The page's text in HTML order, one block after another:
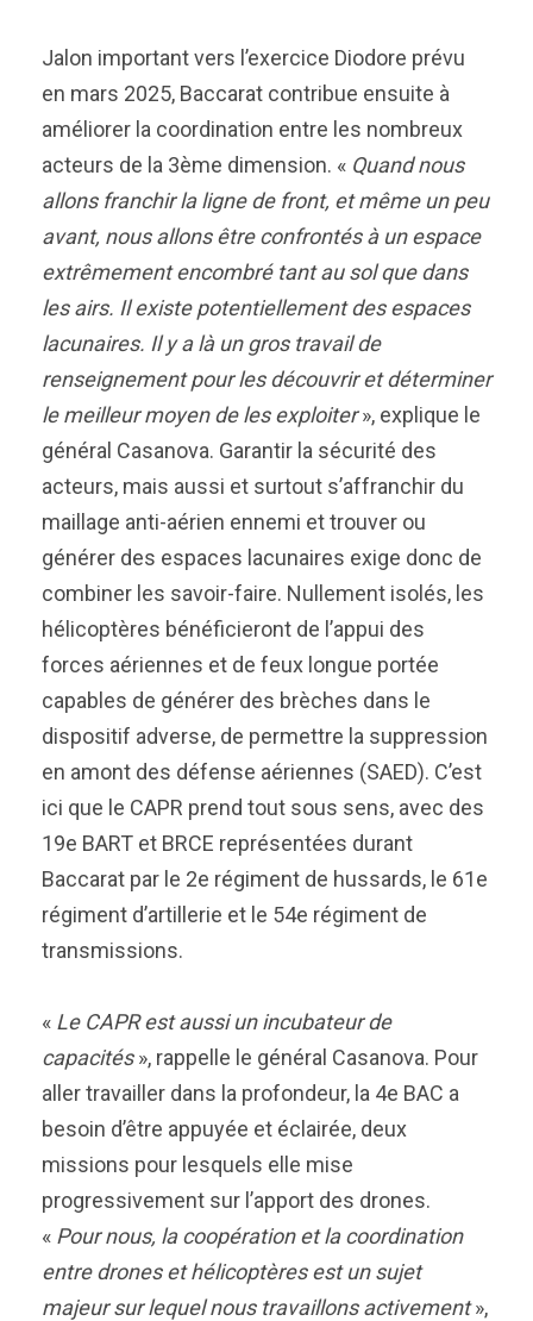
Jalon important vers l’exercice Diodore prévu
en mars 2025, Baccarat contribue ensuite à
améliorer la coordination entre les nombreux
acteurs de la 3ème dimension. « Quand nous
allons franchir la ligne de front, et même un peu
avant, nous allons être confrontés à un espace
extrêmement encombré tant au sol que dans
les airs. Il existe potentiellement des espaces
lacunaires. Il y a là un gros travail de
renseignement pour les découvrir et déterminer
le meilleur moyen de les exploiter», explique le
général Casanova. Garantir la sécurité des
acteurs, mais aussi et surtout s’affranchir du
maillage anti-aérien ennemi et trouver ou
générer des espaces lacunaires exige donc de
combiner les savoir-faire. Nullement isolés, les
hélicoptères bénéficieront de l’appui des
forces aériennes et de feux longue portée
capables de générer des brèches dans le
dispositif adverse, de permettre la suppression
en amont des défense aériennes (SAED). C’est
ici que le CAPR prend tout sous sens, avec des
19e BART et BRCE représentées durant
Baccarat par le 2e régiment de hussards, le 61e
régiment d’artillerie et le 54e régiment de
transmissions.
« Le CAPR est aussi un incubateur de
capacités», rappelle le général Casanova. Pour
aller travailler dans la profondeur, la 4e BAC a
besoin d’être appuyée et éclairée, deux
missions pour lesquels elle mise
progressivement sur l’apport des drones.
« Pour nous, la coopération et la coordination
entre drones et hélicoptères est un sujet
majeur sur lequel nous travaillons activement»,